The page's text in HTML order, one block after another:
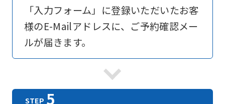
「入力フォーム」に登録いただいたお客
様のE-Mailアドレスに、ご予約確認メー
ルが届きます。